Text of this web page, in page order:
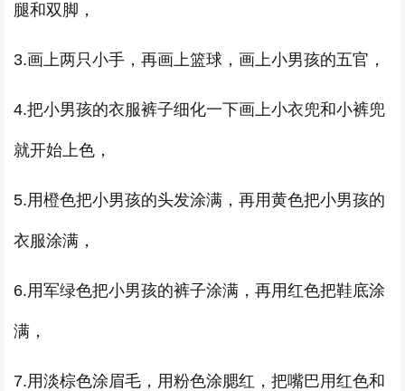
腿和双脚，
3.画上两只小手，再画上篮球，画上小男孩的五官，
4.把小男孩的衣服裤子细化一下画上小衣兜和小裤兜
就开始上色，
5.用橙色把小男孩的头发涂满，再用黄色把小男孩的
衣服涂满，
6.用军绿色把小男孩的裤子涂满，再用红色把鞋底涂
满，
7.用淡棕色涂眉毛，用粉色涂腮红，把嘴巴用红色和